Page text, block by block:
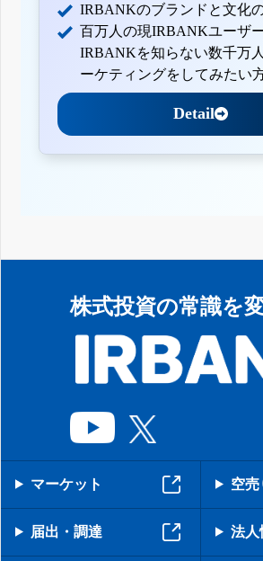
IRBANKのブランドと文化の
百万人の現IRBANKユーザ
IRBANKを知らない数千万
ーケティングをしてみたい方
Detail
株式投資の常識を
マーケット 空売
届出・調達 法人